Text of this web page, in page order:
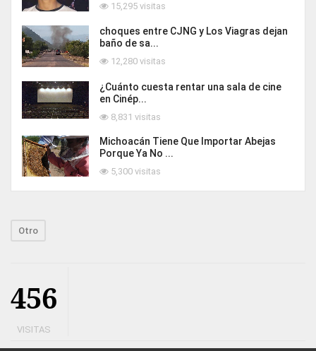
15,295 visitas
choques entre CJNG y Los Viagras dejan
baño de sa...
12,280 visitas
¿Cuánto cuesta rentar una sala de cine
en Cinép...
8,831 visitas
Michoacán Tiene Que Importar Abejas
Porque Ya No ...
5,300 visitas
Otro
456
VISITAS